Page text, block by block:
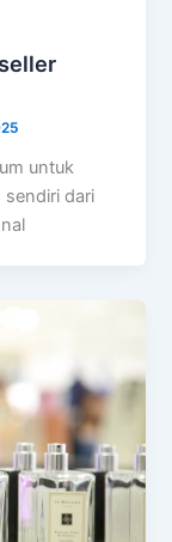
untuk
sendiri dari